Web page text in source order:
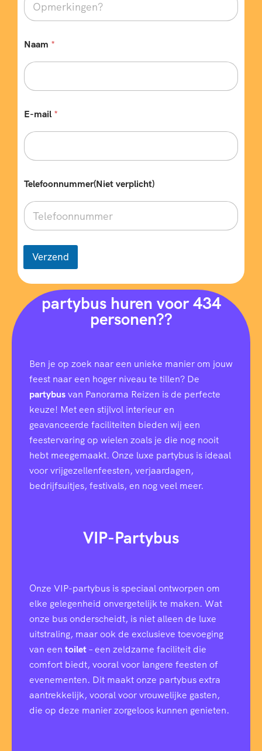
Naam *
E-mail *
e
s
)
T
o
n
N
Telefoonnummer(Niet verplicht)
Verzend
partybus huren voor 434
personen??
Ben je op zoek naar een unieke manier om jouw
feest naar een hoger niveau te tillen? De
partybusvan Panorama Reizen is de perfecte
keuze! Met een stijlvol interieur en
geavanceerde faciliteiten bieden wij een
feestervaring op wielen zoals je die nog nooit
hebt meegemaakt. Onze luxe partybus is ideaal
voor vrijgezellenfeesten, verjaardagen,
bedrijfsuitjes, festivals, en nog veel meer.
VIP-Partybus
Onze VIP-partybus is speciaal ontworpen om
elke gelegenheid onvergetelijk te maken. Wat
onze bus onderscheidt, is niet alleen de luxe
uitstraling, maar ook de exclusieve toevoeging
van een toilet– een zeldzame faciliteit die
comfort biedt, vooral voor langere feesten of
evenementen. Dit maakt onze partybus extra
aantrekkelijk, vooral voor vrouwelijke gasten,
die op deze manier zorgeloos kunnen genieten.